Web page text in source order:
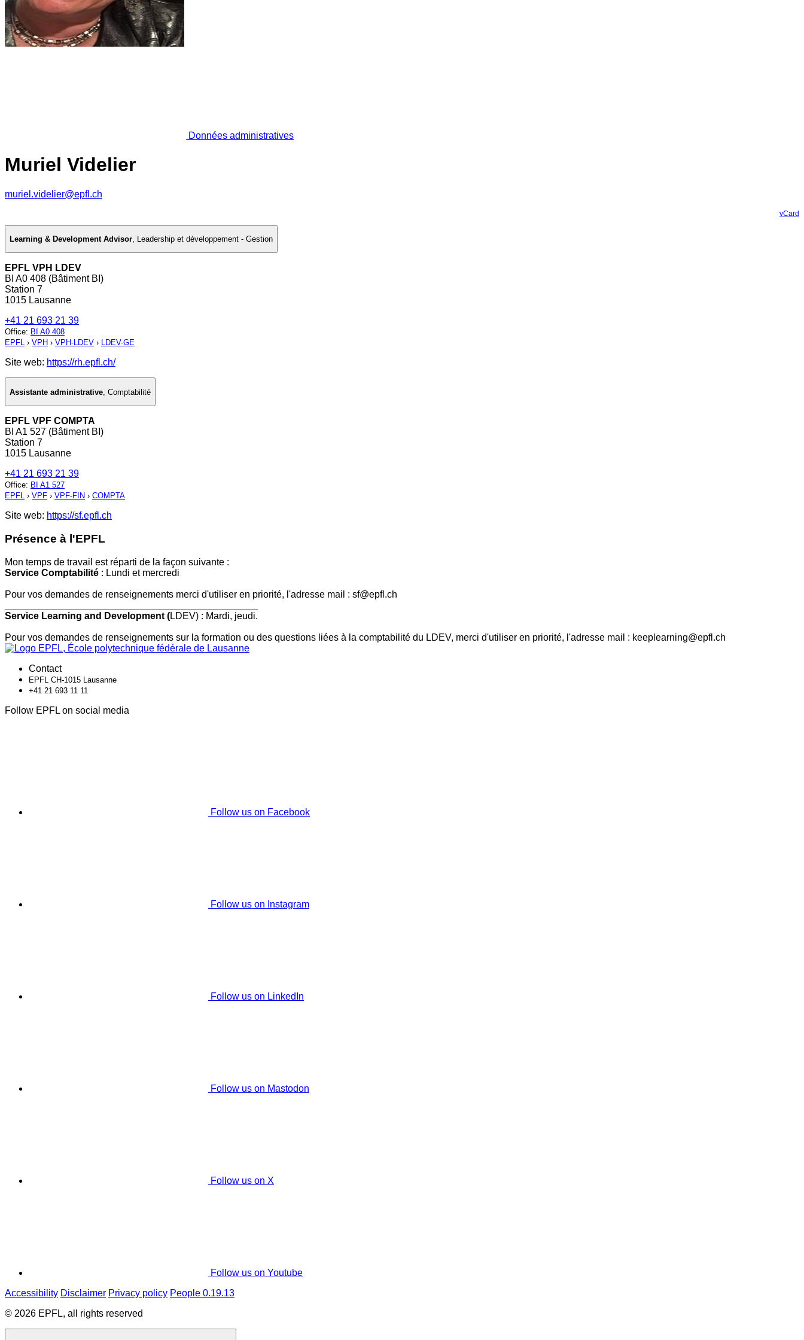
Données administratives
Muriel Videlier
muriel.videlier@epfl.ch
vCard
Learning & Development Advisor, Leadership et développement - Gestion
EPFL VPH LDEV
BI A0 408 (Bâtiment BI)
Station 7
1015 Lausanne
+41 21 693 21 39
Office: BI A0 408
EPFL › VPH › VPH-LDEV › LDEV-GE
Site web: https://rh.epfl.ch/
Assistante administrative Comptabilité
EPFL VPF COMPTA
BI A1 527 (Bâtiment BI)
Station 7
1015 Lausanne
+41 21 693 21 39
Office: BI A1 527
EPFL › VPF › VPF-FIN › COMPTA
Site web: https://sf.epfl.ch
Présence à l'EPFL
Mon temps de travail est réparti de la façon suivante :
Service Comptabilité : Lundi et mercredi
Pour vos demandes de renseignements merci d'utiliser en priorité, l'adresse mail : sf@epfl.ch
Service Learning and Development (LDEV) : Mardi, jeudi.
Pour vos demandes de renseignements sur la formation ou des questions liées à la comptabilité du LDEV, merci d'utiliser en priorité, l'adresse mail : keeplearning@epfl.ch
Contact
EPFL CH-1015 Lausanne
+41 21 693 11 11
Follow EPFL on social media
Follow us on Facebook
Follow us on Instagram
Follow us on LinkedIn
Follow us on Mastodon
Follow us on X
Follow us on Youtube
Accessibility Disclaimer Privacy policy People 0.19.13
© 2026 EPFL, all rights reserved